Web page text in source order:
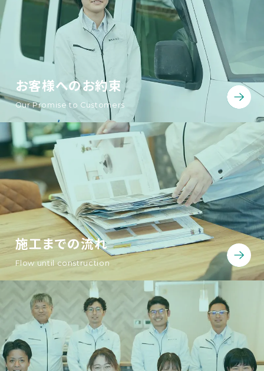
お客様へのお約束
Our Promise to Customers
施工までの流れ
Flow until construction